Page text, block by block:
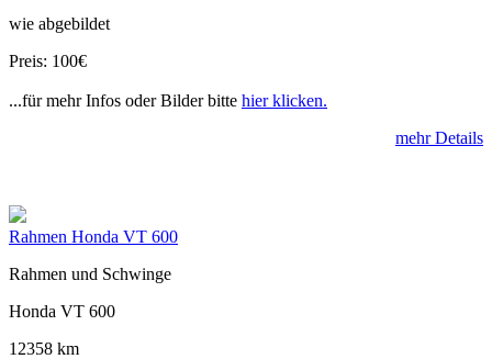
wie abgebildet
Preis: 100€
...für mehr Infos oder Bilder bitte hier klicken.
mehr Details
Rahmen Honda VT 600
Rahmen und Schwinge
Honda VT 600
12358 km